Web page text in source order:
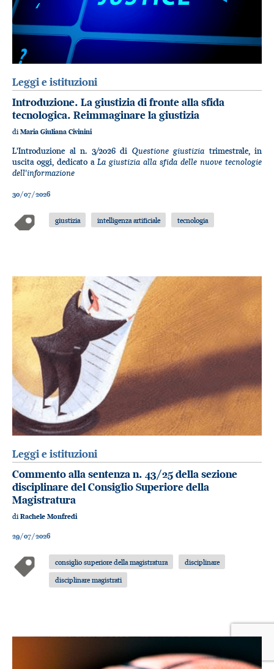
Leggi e istituzioni
Introduzione. La giustizia di fronte alla sfida
tecnologica. Reimmaginare la giustizia
diMaria Giuliana Civinini
L'Introduzione al n. 3/2026 di Questione giustizia trimestrale, in
uscita oggi, dedicato a La giustizia alla sfida delle nuove tecnologie
dell'informazione
30/07/2026
giustizia intelligenza artificiale tecnologia
Leggi e istituzioni
Commento alla sentenza n. 43/25 della sezione
disciplinare del Consiglio Superiore della
Magistratura
diRachele Monfredi
29/07/2026
consiglio superiore della magistratura
disciplinare
disciplinare magistrati